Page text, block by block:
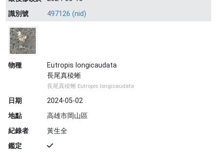
識別號
497126 (nid)
物種
Eutropis longicaudata
長尾真稜蜥
長尾真稜蜥 Eutropis longicaudata
日期
2024-05-02
地點
高雄市岡山區
紀錄者
黃生全
鑑定